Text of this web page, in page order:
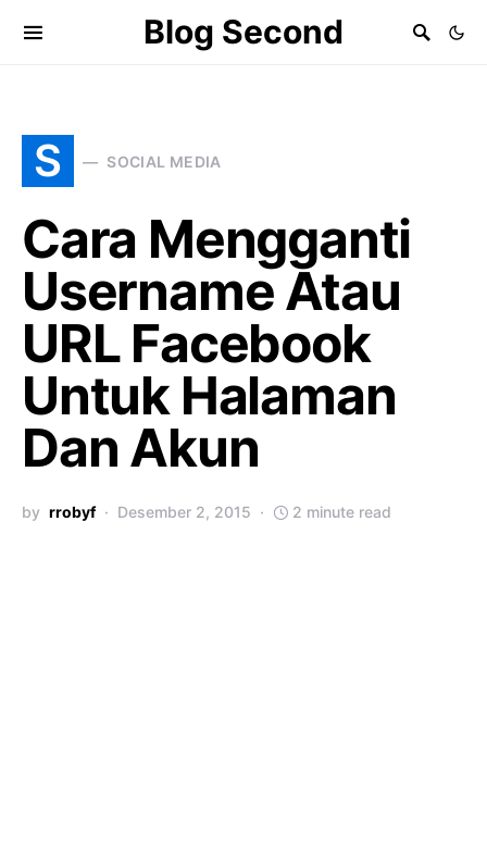
Blog Second
S SOCIAL MEDIA
Cara Mengganti
Username Atau
URL Facebook
Untuk Halaman
Dan Akun
by rrobyf Desember 2, 2015 2 minute read